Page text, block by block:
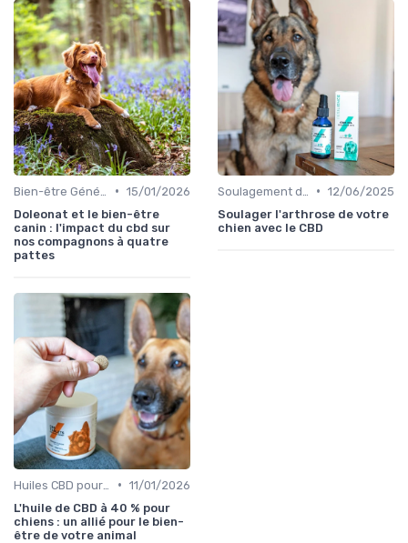
• 15/01/2026
Doleonat et le bien-être
canin : l'impact du cbd sur
nos compagnons à quatre
pattes
• 12/06/2025
Soulager l'arthrose de votre
chien avec le CBD
• 11/01/2026
L'huile de CBD à 40 % pour
chiens : un allié pour le bien-
être de votre animal